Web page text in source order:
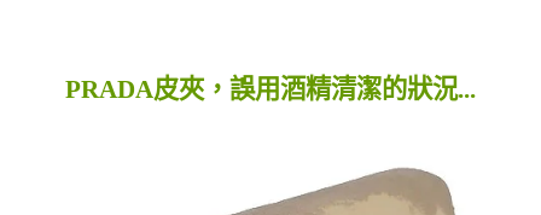
PRADA皮夾，誤用酒精清潔的狀況...